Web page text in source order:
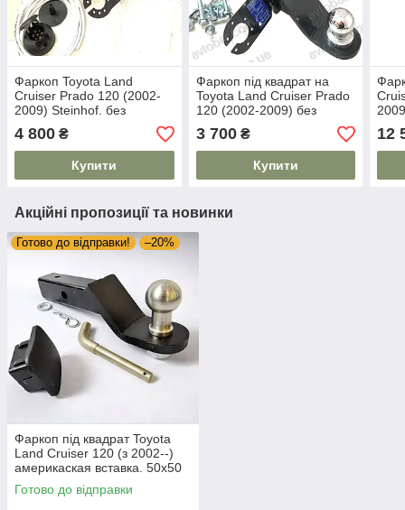
Фаркоп Toyota Land
Cruiser Prado 120 (2002-
2009) Steinhof. без
підрізування бампера
4 800 ₴
Купити
Фаркоп під квадрат на
Toyota Land Cruiser Prado
120 (2002-2009) без
підрізування бампера
3 700₴
Купити
12
Акційні пропозиції та новинки
Готово до відправки! –20%
Фаркоп під квадрат Toyota
Land Cruiser 120 (з 2002--)
америкаская вставка. 50х50
мм
Готово до відправки